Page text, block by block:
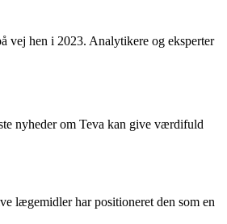
vej hen i 2023. Analytikere og eksperter
nyheder om Teva kan give værdifuld
lægemidler har positioneret den som en